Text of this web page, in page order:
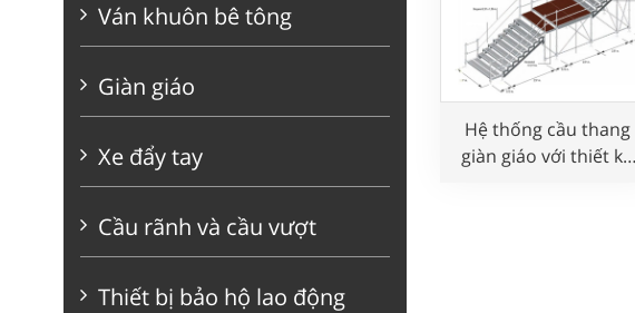
Ván khuôn bê tông
Giàn giáo
Xe đẩy tay
Cầu rãnh và cầu vượt
Thiết bị bảo hộ lao động
Hệ thống cầu thang
giàn giáo với thiết kế